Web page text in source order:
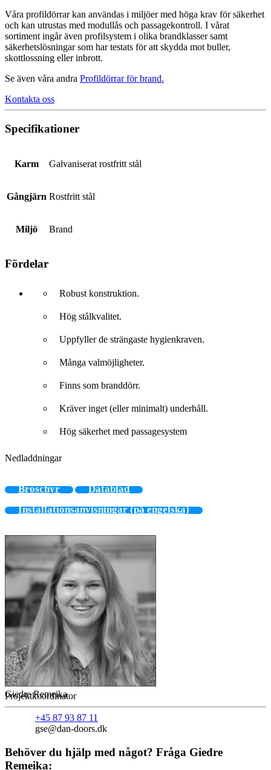
Våra profildörrar kan användas i miljöer med höga krav för säkerhet
och kan utrustas med modullås och passagekontroll. I vårat
sortiment ingår även profilsystem i olika brandklasser samt
säkerhetslösningar som har testats för att skydda mot buller,
skottlossning eller inbrott.
Se även våra andra Profildörrar för brand.
Kontakta oss
Specifikationer
Karm Galvaniserat rostfritt stål
Gångjärn Rostfritt stål
Miljö Brand
Fördelar
Robust konstruktion.
Hög stålkvalitet.
Uppfyller de strängaste hygienkraven.
Många valmöjligheter.
Finns som branddörr.
Kräver inget (eller minimalt) underhåll.
Hög säkerhet med passagesystem
Nedladdningar
Broschyr
Datablad
Installationsanvisningar (på engelska)
Giedre Remeika
Projektkoordinator
+45 87 93 87 11
gse@dan-doors.dk
Behöver du hjälp med något? Fråga Giedre
Remeika: